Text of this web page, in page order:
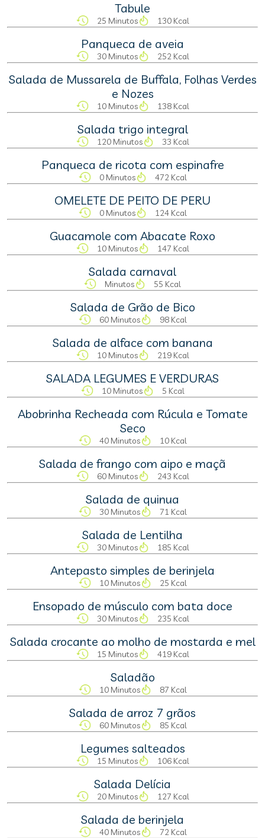
Tabule
25 Minutos 130 Kcal
Panqueca de aveia
30 Minutos 252 Kcal
Salada de Mussarela de Buffala, Folhas Verdes
e Nozes
10 Minutos 138 Kcal
Salada trigo integral
120 Minutos 33 Kcal
Panqueca de ricota com espinafre
0 Minutos 472 Kcal
OMELETE DE PEITO DE PERU
0 Minutos 124 Kcal
Guacamole com Abacate Roxo
10 Minutos 147 Kcal
Salada carnaval
Minutos 55 Kcal
Salada de Grão de Bico
60 Minutos 98 Kcal
Salada de alface com banana
10 Minutos 219 Kcal
SALADA LEGUMES E VERDURAS
10 Minutos 5 Kcal
Abobrinha Recheada com Rúcula e Tomate
Seco
40 Minutos 10 Kcal
Salada de frango com aipo e maçã
60 Minutos 243 Kcal
Salada de quinua
30 Minutos 71 Kcal
Salada de Lentilha
30 Minutos 185 Kcal
Antepasto simples de berinjela
10 Minutos 25 Kcal
Ensopado de músculo com bata doce
30 Minutos 235 Kcal
Salada crocante ao molho de mostarda e mel
15 Minutos 419 Kcal
Saladão
10 Minutos 87 Kcal
Salada de arroz 7 grãos
60 Minutos 85 Kcal
Legumes salteados
15 Minutos 106 Kcal
Salada Delícia
20 Minutos 127 Kcal
Salada de berinjela
40 Minutos 72 Kcal